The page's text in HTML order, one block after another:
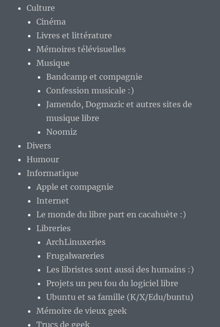
Culture
Cinéma
Livres et littérature
Mémoires télévisuelles
Musique
Bandcamp et compagnie
Confession musicale :)
Jamendo, Dogmazic et autres sites de
musique libre
Noomiz
Divers
Humour
Informatique
Apple et compagnie
Internet
Le monde du libre part en cacahuète :)
Libreries
ArchLinuxeries
Frugalwareries
Les libristes sont aussi des humains :)
Projets un peu fou du logiciel libre
Ubuntu et sa famille (K/X/Edu/buntu)
Mémoire de vieux geek
Trucs de geek